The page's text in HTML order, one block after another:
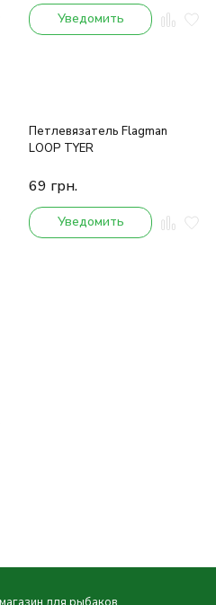
Уведомить
Петлевязатель Flagman
LOOP TYER
69 грн.
Уведомить